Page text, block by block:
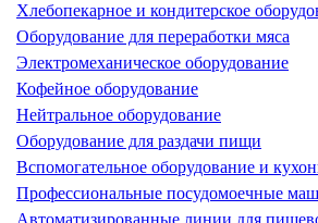
Хлебопекарное и кондитерское
Оборудование для переработки мяса
Электромеханическое оборудование
Кофейное оборудование
Нейтральное оборудование
Оборудование для раздачи пищи
Вспомогательное оборудование и
Профессиональные посудомоечные
Автоматизированные линии для